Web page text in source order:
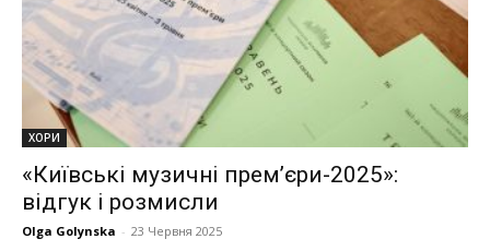
ХОРИ
«Київські музичні прем’єри-2025»:
відгук і розмисли
Olga Golynska - 23 Червня 2025